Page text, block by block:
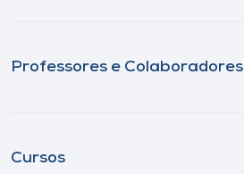
Professores e Colaboradores
Cursos